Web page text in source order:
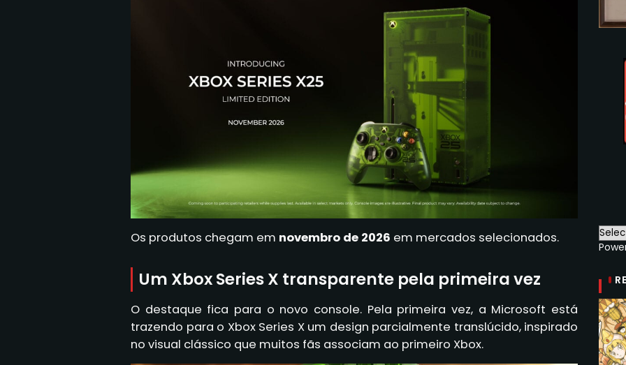
Os produtos chegam em novembro de 2026 em mercados selecionados.
Um Xbox Series X transparente pela primeira vez
O destaque fica para o novo console. Pela primeira vez, a Microsoft está
trazendo para o Xbox Series X um design parcialmente translúcido, inspirado
no visual clássico que muitos fãs associam ao primeiro Xbox.